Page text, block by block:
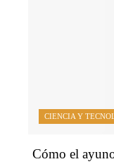
CIENCIA Y
Cómo el